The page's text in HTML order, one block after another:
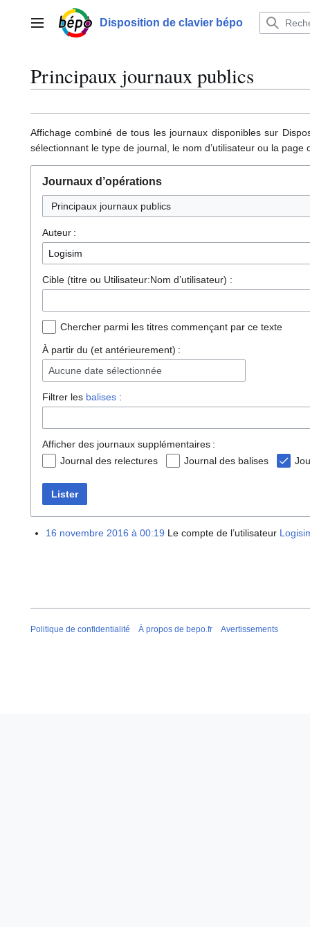
contenuMenu principalDisposition de clavier bépo
Principaux journaux publics
Affichage combiné de tous les journaux disponibles sur
sélectionnant le type de journal, le nom d’utilisateur ou la
Journaux d’opérations
Principaux journaux publics
Auteur :
Cible (titre ou Utilisateur:Nom d’utilisateur) :
Chercher parmi les titres commençant par ce texte
À partir du (et antérieurement) :
Aucune date sélectionnée
Filtrer les balises :
Afficher des journaux supplémentaires :
Journal des relectures
Journal des balises
Lister
16 novembre 2016 à 00:19 Le compte de l’utilisateur
Politique de confidentialité À propos de bepo.fr Avertissements